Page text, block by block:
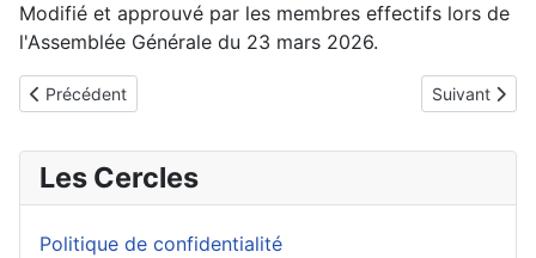
Modifié et approuvé par les membres effectifs lors de
l'Assemblée Générale du 23 mars 2026.
Article précédent : Règlement d'ordre intérieur
Précédent Article
Suivant
Les Cercles
Politique de confidentialité